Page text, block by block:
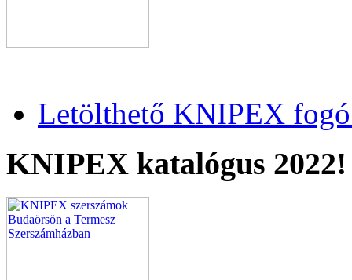
Letölthető KNIPEX fogó
KNIPEX katalógus 2022!